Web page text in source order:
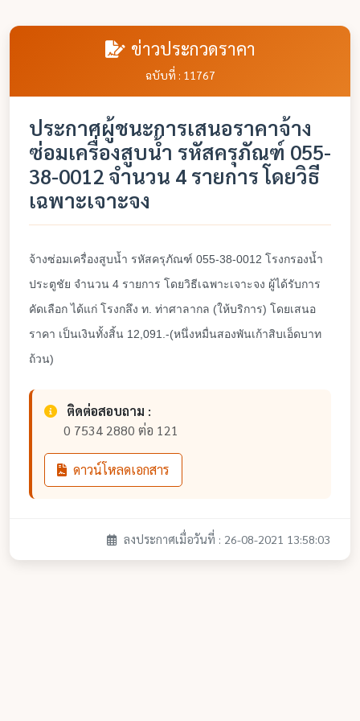
ข่าวประกวดราคา
ฉบับที่ : 11767
ประกาศผู้ชนะการเสนอราคาจ้าง
ซ่อมเครื่องสูบน้ำ รหัสครุภัณฑ์ 055-
38-0012 จำนวน 4 รายการ โดยวิธี
เฉพาะเจาะจง
จ้างซ่อมเครื่องสูบน้ำ รหัสครุภัณฑ์ 055-38-0012 โรงกรองน้ำ
ประตูชัย จำนวน 4 รายการ โดยวิธีเฉพาะเจาะจง ผู้ได้รับการ
คัดเลือก ได้แก่ โรงกลึง ท. ท่าศาลากล (ให้บริการ) โดยเสนอ
ราคา เป็นเงินทั้งสิ้น 12,091.-(หนึ่งหมื่นสองพันเก้าสิบเอ็ดบาท
ถ้วน)
ติดต่อสอบถาม :
0 7534 2880 ต่อ 121
ดาวน์โหลดเอกสาร
ลงประกาศเมื่อวันที่ : 26-08-2021 13:58:03